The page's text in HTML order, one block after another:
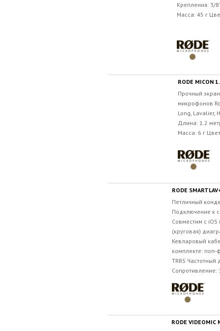
Крепления: 3/
Масса: 45 г
RODE MICON
Прочный
микрофонов
Long, Lavalier,
Длина: 1.2
Масса: 6 г
RODE
Петличный
Подключение к
Совместим с
(круговая)
Кевларовый
комплекте:
TRRS Частотный
Сопротивление:
RODE VIDEOMIC